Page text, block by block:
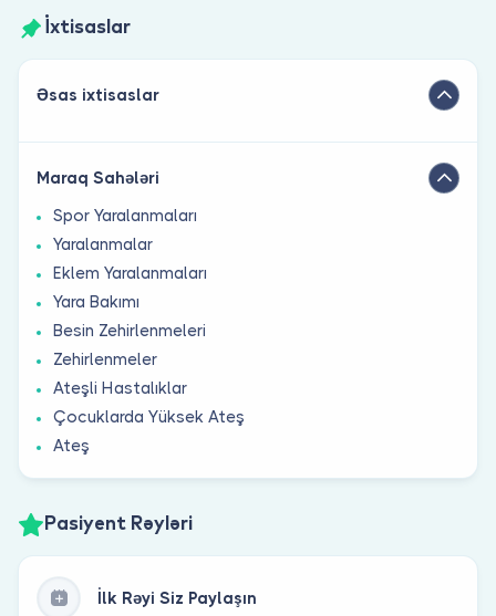
İxtisaslar
Əsas ixtisaslar
Maraq Sahələri
Spor Yaralanmaları
Yaralanmalar
Eklem Yaralanmaları
Yara Bakımı
Besin Zehirlenmeleri
Zehirlenmeler
Ateşli Hastalıklar
Çocuklarda Yüksek Ateş
Ateş
Pasiyent Rəyləri
İlk Rəyi Siz Paylaşın